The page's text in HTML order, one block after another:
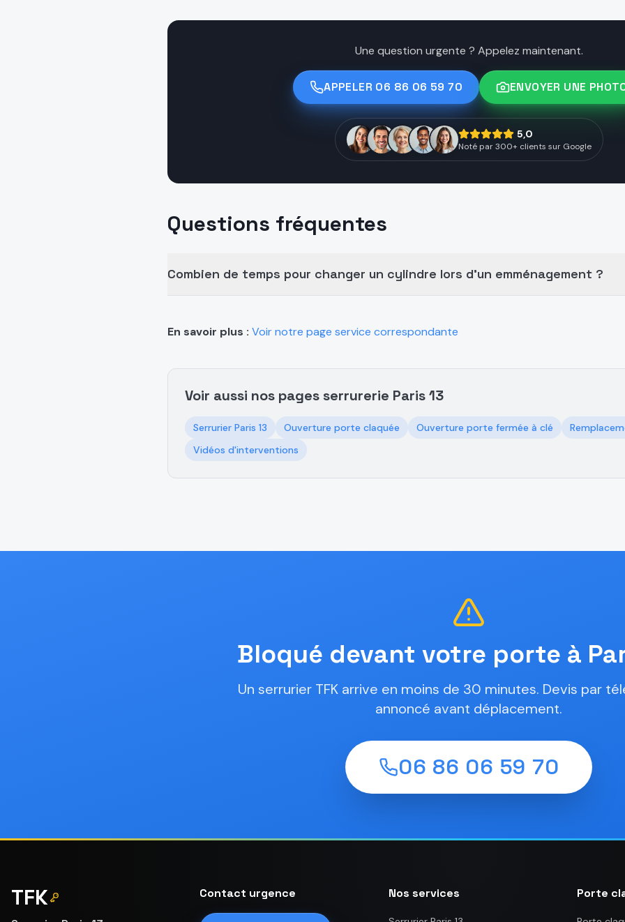
Une question urgente ? Appelez maintenant.
APPELER 06 86 06 59 70 ENVOYER UNE
5,0
Noté par 300+ clients sur Google
Questions fréquentes
Combien de temps pour changer un cylindre lors d'un emménagement ?
En savoir plus : Voir notre page service correspondante
Voir aussi nos pages serrurerie Paris 13
Serrurier Paris 13 Ouverture porte claquée Ouverture porte fermée à clé
Vidéos d'interventions
Bloqué devant votre porte à
Un serrurier TFK arrive en moins de 30 minutes. Devis par
annoncé avant déplacement.
06 86 06 59 70
TFK Contact urgence Nos services Porte